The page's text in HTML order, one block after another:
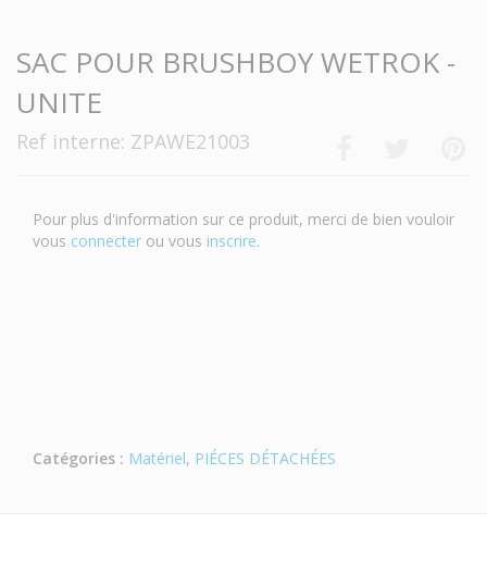
SAC POUR BRUSHBOY WETROK -
UNITE
Ref interne: ZPAWE21003
Pour plus d'information sur ce produit, merci de bien vouloir
vous connecter ou vous inscrire.
Catégories : Matériel, PIÉCES DÉTACHÉES